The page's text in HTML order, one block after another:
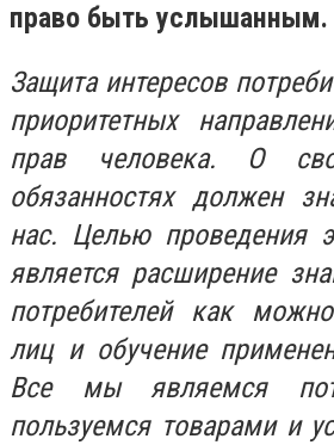
право быть услышанным.
Защита интересов
приоритетных
прав человека. О
обязанностях должен
нас. Целью проведения
является расширение
потребителей как
лиц и обучение
Все мы являемся
пользуемся товарами и